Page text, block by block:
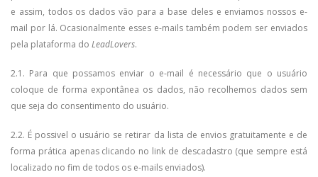
e assim, todos os dados vão para a base deles e enviamos nossos e-
mail por lá. Ocasionalmente esses e-mails também podem ser enviados
pela plataforma do LeadLovers.
2.1. Para que possamos enviar o e-mail é necessário que o usuário
coloque de forma expontânea os dados, não recolhemos dados sem
que seja do consentimento do usuário.
2.2. É possivel o usuário se retirar da lista de envios gratuitamente e de
forma prática apenas clicando no link de descadastro (que sempre está
localizado no fim de todos os e-mails enviados).